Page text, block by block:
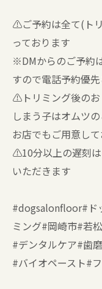
⚠️ご予約は全て(ト
っております
※DMからのご予約
すので電話予約優
⚠️トリミング後のお
しまう子はオムツ
お店でもご用意し
⚠️10分以上の遅刻
いただきます
#dogsalonfloor#ド
ミング#岡崎市#若
#デンタルケア#歯
#バイオペースト#